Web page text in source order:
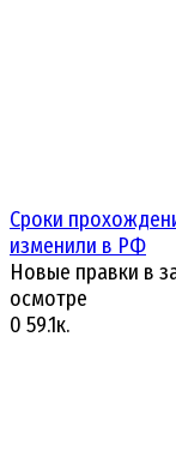
Сроки
изменили в РФ
Новые правки в
осмотре
0 59.1к.